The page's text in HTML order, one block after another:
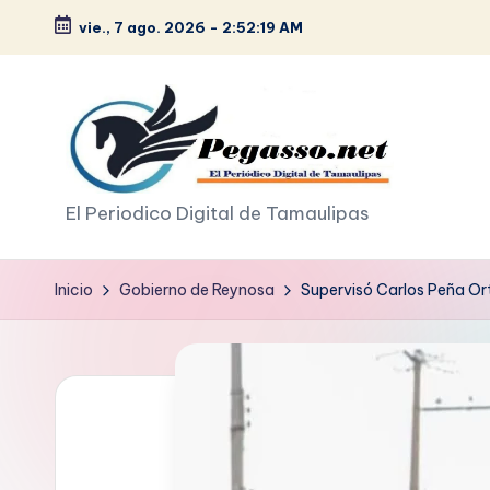
Saltar
contenido
vie., 7 ago. 2026 - 2:52:20 AM
p
e
g
El Periodico Digital de Tamaulipas
Inicio Gobierno de Reynosa Supervisó Carlos Peña